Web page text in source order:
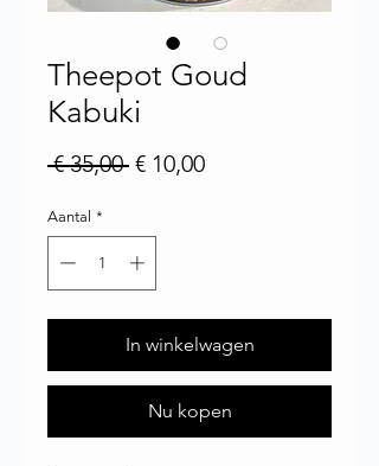
Theepot Goud
Kabuki
€ 35,00 Normale prijs
€ 10,00Verkoopprijs
Aantal *
In winkelwagen
Nu kopen